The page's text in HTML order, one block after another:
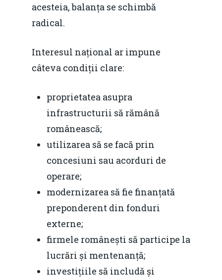
acesteia, balanța se schimbă
radical.
Interesul național ar impune
câteva condiții clare:
proprietatea asupra
infrastructurii să rămână
românească;
utilizarea să se facă prin
concesiuni sau acorduri de
operare;
modernizarea să fie finanțată
preponderent din fonduri
externe;
firmele românești să participe la
lucrări și mentenanță;
investițiile să includă și